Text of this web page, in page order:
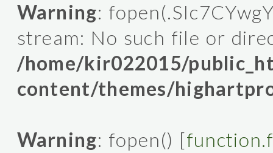
Warning:
stream: No such file or
/home/kir022015/
content/themes/
Warning: fopen() [